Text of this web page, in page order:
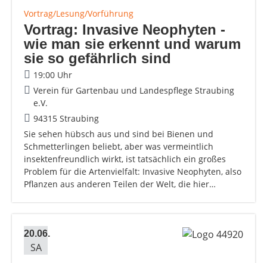
Vortrag/Lesung/Vorführung
Vortrag: Invasive Neophyten -
wie man sie erkennt und warum
sie so gefährlich sind
19:00 Uhr
Verein für Gartenbau und Landespflege Straubing
e.V.
94315 Straubing
Sie sehen hübsch aus und sind bei Bienen und
Schmetterlingen beliebt, aber was vermeintlich
insektenfreundlich wirkt, ist tatsächlich ein großes
Problem für die Artenvielfalt: Invasive Neophyten, also
Pflanzen aus anderen Teilen der Welt, die hier…
20.06.
SA